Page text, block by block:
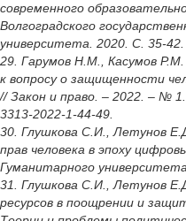
современного
Волгоградского
университета. 2020. С. 35-42.
29. Гарумов Н.М., Касумов
к вопросу о защищенности
// Закон и право. – 2022. – №
3313-2022-1-44-49.
30. Глушкова С.И., Летунов
прав человека в эпоху
Гуманитарного
31. Глушкова С.И., Летунов
ресурсов в поощрении и